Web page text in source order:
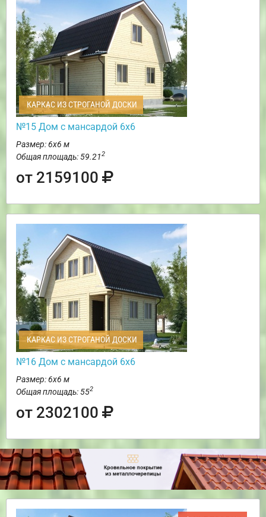
КАРКАС ИЗ СТРОГАНОЙ ДОСКИ
№15 Дом с мансардой 6х6
Размер: 6х6 м
Общая площадь: 59.212
от 2159100
КАРКАС ИЗ СТРОГАНОЙ ДОСКИ
№16 Дом с мансардой 6х6
Размер: 6х6 м
Общая площадь: 552
от 2302100